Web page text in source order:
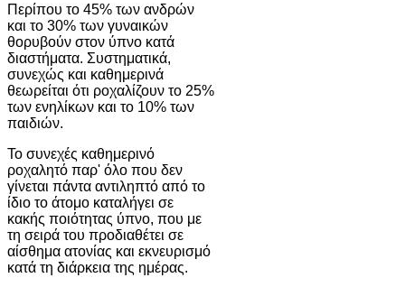
Περίπου το 45% των ανδρών
και το 30% των γυναικών
θορυβούν στον ύπνο κατά
διαστήματα. Συστηματικά,
συνεχώς και καθημερινά
θεωρείται ότι ροχαλίζουν το 25%
των ενηλίκων και το 10% των
παιδιών.
Το συνεχές καθημερινό
ροχαλητό παρ' όλο που δεν
γίνεται πάντα αντιληπτό από το
ίδιο το άτομο καταλήγει σε
κακής ποιότητας ύπνο, που με
τη σειρά του προδιαθέτει σε
αίσθημα ατονίας και εκνευρισμό
κατά τη διάρκεια της ημέρας.